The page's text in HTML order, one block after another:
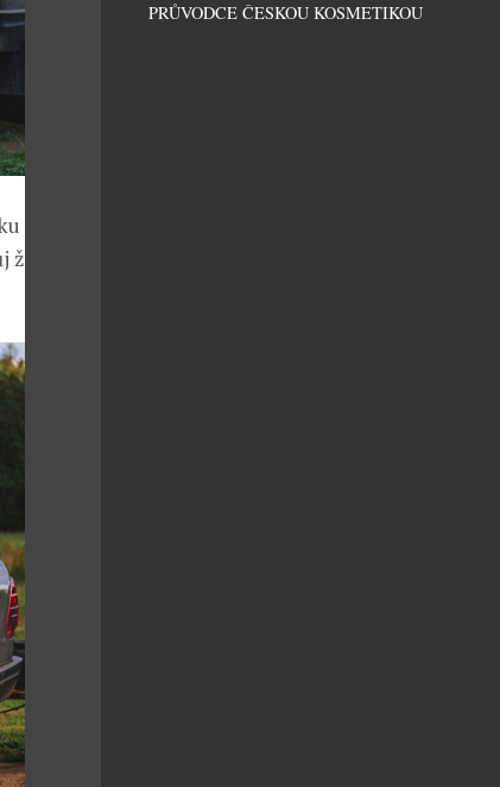
24. října
život
PRŮVODCE ČESKOU KOSMETIKOU